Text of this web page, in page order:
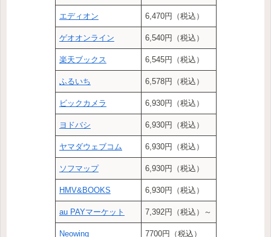
エディオン 6,470円（税込）
ゲオオンライン 6,540円（税込）
楽天ブックス 6,545円（税込）
ふるいち 6,578円（税込）
ビックカメラ 6,930円（税込）
ヨドバシ 6,930円（税込）
ヤマダウェブコム 6,930円（税込）
ソフマップ 6,930円（税込）
HMV&BOOKS 6,930円（税込）
au PAYマーケット 7,392円（税込）～
Neowing 7700円（税込）